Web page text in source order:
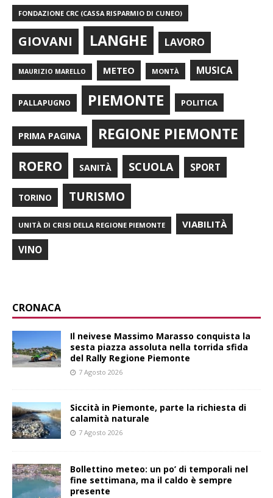
FONDAZIONE CRC (CASSA RISPARMIO DI CUNEO)
GIOVANI LANGHE LAVORO
MAURIZIO MARELLO METEO MONTÀ MUSICA
PALLAPUGNO PIEMONTE POLITICA
PRIMA PAGINA REGIONE PIEMONTE
ROERO SANITÀ SCUOLA SPORT
TORINO TURISMO
UNITÀ DI CRISI DELLA REGIONE PIEMONTE VIABILITÀ
VINO
CRONACA
Il neivese Massimo Marasso conquista la
sesta piazza assoluta nella torrida sfida
del Rally Regione Piemonte
7 Agosto 2026
Siccità in Piemonte, parte la richiesta di
calamità naturale
7 Agosto 2026
Bollettino meteo: un po’ di temporali nel
fine settimana, ma il caldo è sempre
presente